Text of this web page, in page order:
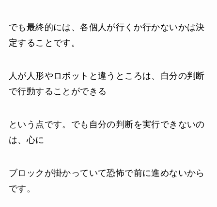
でも最終的には、各個人が行くか行かないかは決
定することです。
人が人形やロボットと違うところは、自分の判断
で行動することができる
という点です。でも自分の判断を実行できないの
は、心に
ブロックが掛かっていて恐怖で前に進めないから
です。